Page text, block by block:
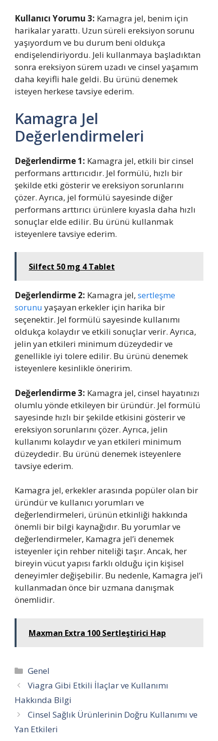
Kullanıcı Yorumu 3: Kamagra jel, benim için
harikalar yarattı. Uzun süreli ereksiyon sorunu
yaşıyordum ve bu durum beni oldukça
endişelendiriyordu. Jeli kullanmaya başladıktan
sonra ereksiyon sürem uzadı ve cinsel yaşamım
daha keyifli hale geldi. Bu ürünü denemek
isteyen herkese tavsiye ederim.
Kamagra Jel
Değerlendirmeleri
Değerlendirme 1: Kamagra jel, etkili bir cinsel
performans arttırıcıdır. Jel formülü, hızlı bir
şekilde etki gösterir ve ereksiyon sorunlarını
çözer. Ayrıca, jel formülü sayesinde diğer
performans arttırıcı ürünlere kıyasla daha hızlı
sonuçlar elde edilir. Bu ürünü kullanmak
isteyenlere tavsiye ederim.
Silfect 50 mg 4 Tablet
Değerlendirme 2: Kamagra jel, sertleşme
sorunu yaşayan erkekler için harika bir
seçenektir. Jel formülü sayesinde kullanımı
oldukça kolaydır ve etkili sonuçlar verir. Ayrıca,
jelin yan etkileri minimum düzeydedir ve
genellikle iyi tolere edilir. Bu ürünü denemek
isteyenlere kesinlikle öneririm.
Değerlendirme 3: Kamagra jel, cinsel hayatınızı
olumlu yönde etkileyen bir üründür. Jel formülü
sayesinde hızlı bir şekilde etkisini gösterir ve
ereksiyon sorunlarını çözer. Ayrıca, jelin
kullanımı kolaydır ve yan etkileri minimum
düzeydedir. Bu ürünü denemek isteyenlere
tavsiye ederim.
Kamagra jel, erkekler arasında popüler olan bir
üründür ve kullanıcı yorumları ve
değerlendirmeleri, ürünün etkinliği hakkında
önemli bir bilgi kaynağıdır. Bu yorumlar ve
değerlendirmeler, Kamagra jel’i denemek
isteyenler için rehber niteliği taşır. Ancak, her
bireyin vücut yapısı farklı olduğu için kişisel
deneyimler değişebilir. Bu nedenle, Kamagra jel’i
kullanmadan önce bir uzmana danışmak
önemlidir.
Maxman Extra 100 Sertleştirici Hap
Kategoriler
Genel
Viagra Gibi Etkili İlaçlar ve Kullanımı
Hakkında Bilgi
Cinsel Sağlık Ürünlerinin Doğru Kullanımı ve
Yan Etkileri